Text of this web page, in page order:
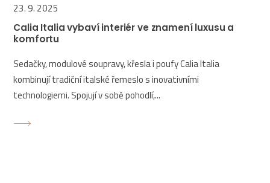
23. 9. 2025
Calia Italia vybaví interiér ve znamení luxusu a
komfortu
Sedačky, modulové soupravy, křesla i poufy Calia Italia
kombinují tradiční italské řemeslo s inovativními
technologiemi. Spojují v sobě pohodlí,...